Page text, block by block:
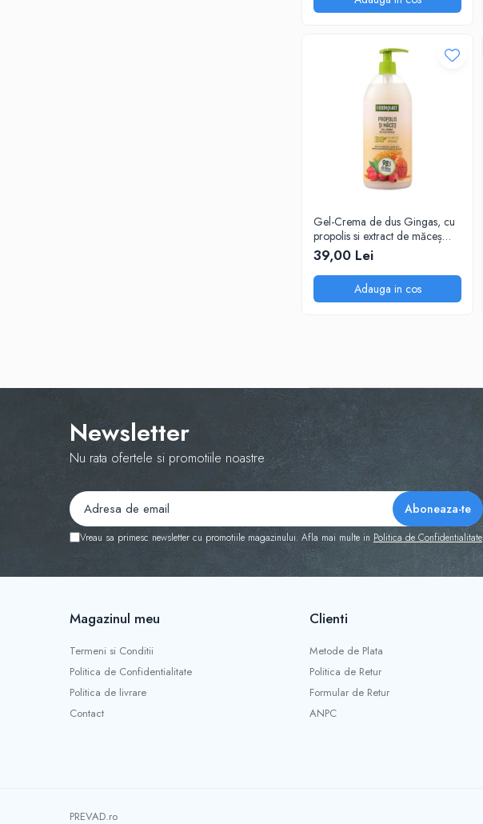
Gel-Crema de dus Gingas, cu
propolis si extract de măceș
organic, 1000 ml
39,00 Lei
Adauga in cos
Newsletter
Nu rata ofertele si promotiile noastre
Vreau sa primesc newsletter cu promotiile magazinului. Afla mai multe in Politica de Confidentialitate
Magazinul meu
Termeni si Conditii
Politica de Confidentialitate
Politica de livrare
Contact
Clienti
Metode de Plata
Politica de Retur
Formular de Retur
ANPC
PREVAD.ro